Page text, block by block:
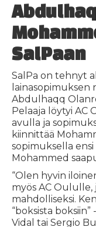
SalPaan
SalPa on tehnyt
lainasopimuksen
Abdulhaqq
Pelaaja löytyi AC
avulla ja
kiinnittää
sopimuksella
Mohammed
“Olen hyvin
myös AC Oululle,
mahdolliseksi.
“boksista
Vidal tai Sergio